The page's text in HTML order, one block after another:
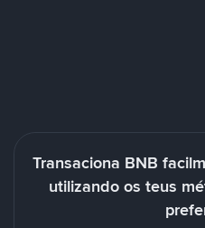
Transaciona BNB
utilizando os teus